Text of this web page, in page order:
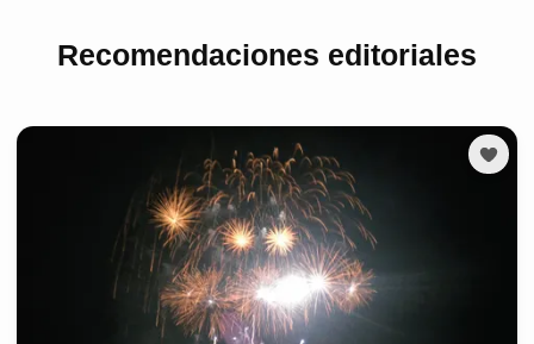
Recomendaciones editoriales